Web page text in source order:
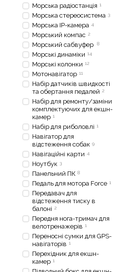
Морська радіостанція 1
Морська стереосистема 3
Морська IP-камера 4
Морський компас 2
Морський сабвуфер 8
Морські динаміки 14
Морські колонки 12
Мотонавігатор 11
Набір датчиків швидкості
та обертання педалей 2
Набір для ремонту/заміни
комплектуючих для екшн-
камер 1
Набір для риболовлі 1
Навігатор для
відстеження собак 9
Навігаційні карти 4
Ноутбук 3
Панельний ПК 8
Педаль для мотора Force 1
Передавач для
відстеження тиску в
балоні 2
Передня нога-тримач для
велотренажерів 1
Переносні сумки для GPS-
навігаторів 1
Перехідник для екшн-
камер 1